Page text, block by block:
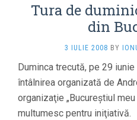
Tura de
din
3 IULIE 2008 BY
Duminca trecută, pe 29
întâlnirea organizată de
organizaţie „Bucureştiul
multumesc pentru iniţiativă.